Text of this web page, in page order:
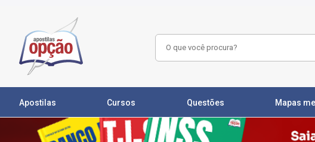
Apostilas Cursos Questões Mapas